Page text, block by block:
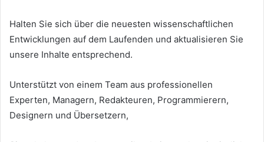
Halten Sie sich über die neuesten wissenschaftlichen
Entwicklungen auf dem Laufenden und aktualisieren Sie
unsere Inhalte entsprechend.
Unterstützt von einem Team aus professionellen
Experten, Managern, Redakteuren, Programmierern,
Designern und Übersetzern,